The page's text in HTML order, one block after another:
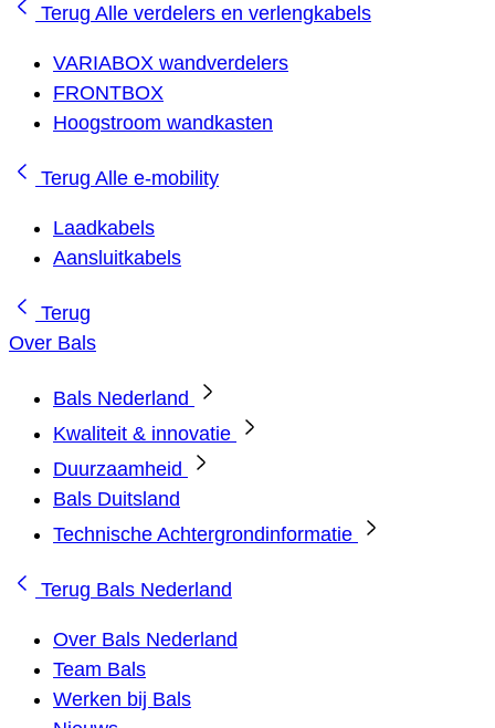
Terug Alle verdelers en verlengkabels
VARIABOX wandverdelers
FRONTBOX
Hoogstroom wandkasten
Terug Alle e-mobility
Laadkabels
Aansluitkabels
Terug
Over Bals
Bals Nederland
Kwaliteit & innovatie
Duurzaamheid
Bals Duitsland
Technische Achtergrondinformatie
Terug Bals Nederland
Over Bals Nederland
Team Bals
Werken bij Bals